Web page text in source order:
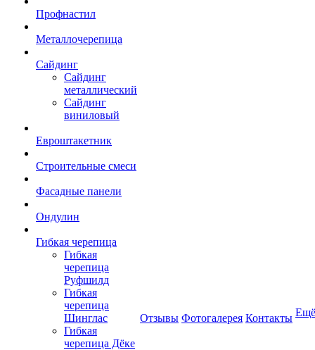
Профнастил
Металлочерепица
Сайдинг
Сайдинг
металлический
Сайдинг
виниловый
Евроштакетник
Строительные смеси
Фасадные панели
Ондулин
Гибкая черепица
Гибкая
черепица
Руфшилд
Гибкая
черепица
Шинглас
Гибкая
черепица Дёке
Отзывы Фотогалерея Контакты Ещё